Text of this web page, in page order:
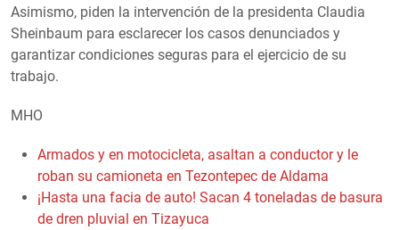
Asimismo, piden la intervención de la presidenta Claudia
Sheinbaum para esclarecer los casos denunciados y
garantizar condiciones seguras para el ejercicio de su
trabajo.
MHO
Armados y en motocicleta, asaltan a conductor y le
roban su camioneta en Tezontepec de Aldama
¡Hasta una facia de auto! Sacan 4 toneladas de basura
de dren pluvial en Tizayuca